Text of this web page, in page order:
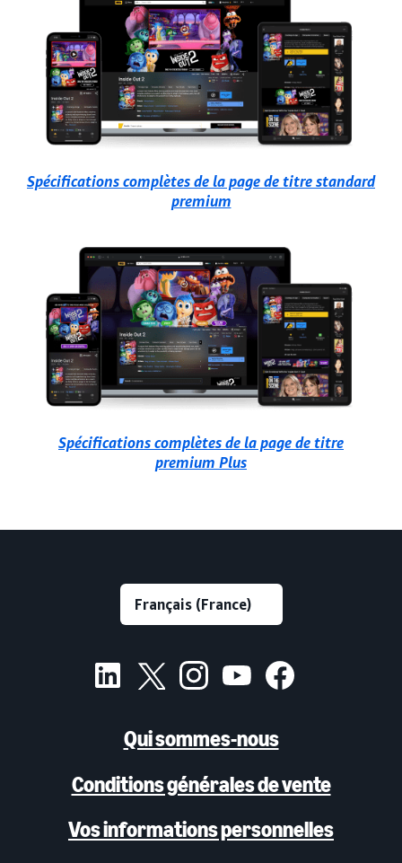
Spécifications complètes de la page de titre standard
premium
Spécifications complètes de la page de titre
premium Plus
Qui sommes-nous
Conditions générales de vente
Vos informations personnelles